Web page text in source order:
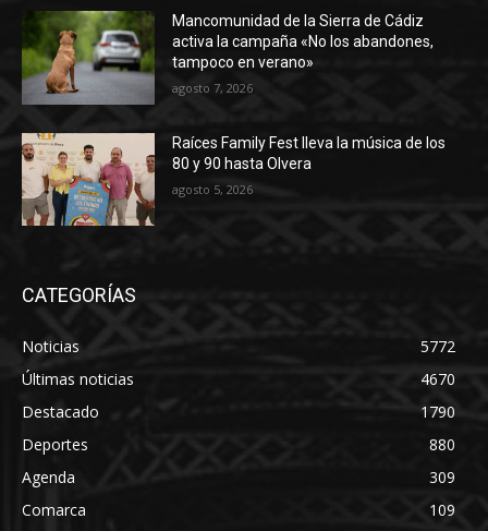
Mancomunidad de la Sierra de Cádiz
activa la campaña «No los abandones,
tampoco en verano»
agosto 7, 2026
Raíces Family Fest lleva la música de los
80 y 90 hasta Olvera
agosto 5, 2026
CATEGORÍAS
Noticias
5772
Últimas noticias
4670
Destacado
1790
Deportes
880
Agenda
309
Comarca
109